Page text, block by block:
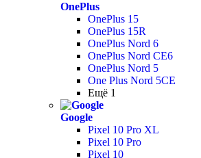
OnePlus
OnePlus 15
OnePlus 15R
OnePlus Nord 6
OnePlus Nord CE6
OnePlus Nord 5
One Plus Nord 5CE
Ещё 1
Google
Pixel 10 Pro XL
Pixel 10 Pro
Pixel 10